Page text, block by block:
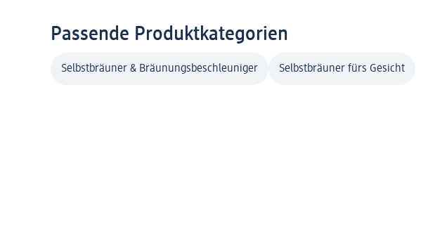
Passende Produktkategorien
Selbstbräuner & Bräunungsbeschleuniger Selbstbräuner fürs Gesicht